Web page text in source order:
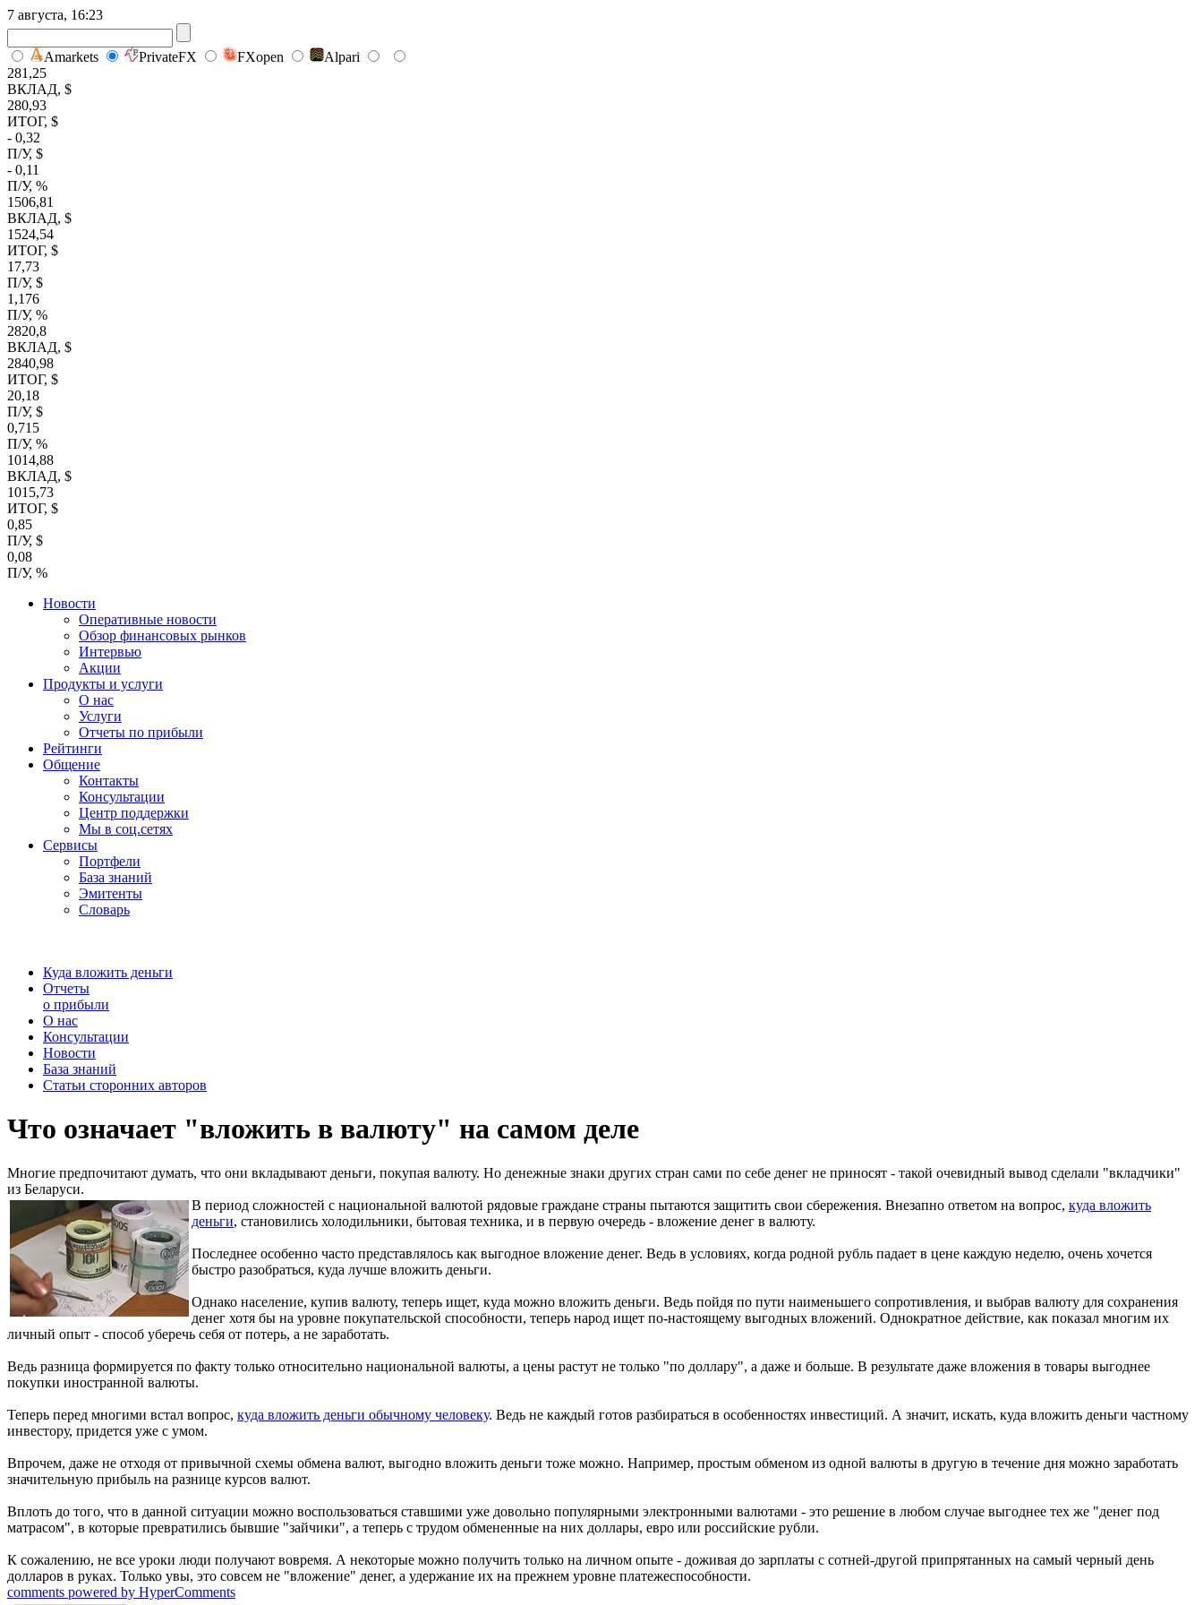
7 августа, 16:23
Amarkets PrivateFX FXopen
Alpari
281,25
ВКЛАД, $
280,93
ИТОГ, $
- 0,32
П/У, $
- 0,11
П/У, %
1506,81
ВКЛАД, $
1524,54
ИТОГ, $
17,73
П/У, $
1,176
П/У, %
2820,8
ВКЛАД, $
2840,98
ИТОГ, $
20,18
П/У, $
0,715
П/У, %
1014,88
ВКЛАД, $
1015,73
ИТОГ, $
0,85
П/У, $
0,08
П/У, %
Новости
Оперативные новости
Обзор финансовых рынков
Интервью
Акции
Продукты и услуги
О нас
Услуги
Отчеты по прибыли
Рейтинги
Общение
Контакты
Консультации
Центр поддержки
Мы в соц.сетях
Сервисы
Портфели
База знаний
Эмитенты
Словарь
Куда вложить деньги
Отчеты
о прибыли
О нас
Консультации
Новости
База знаний
Статьи сторонних авторов
Что означает "вложить в валюту" на самом деле
Многие предпочитают думать, что они вкладывают деньги, покупая валюту. Но денежные знаки других стран сами по себе денег не приносят - такой очевидный вывод сделали "вкладчики"
из Беларуси.
В период сложностей с национальной валютой рядовые граждане страны пытаются защитить свои сбережения. Внезапно ответом на вопрос, куда вложить
деньги, становились холодильники, бытовая техника, и в первую очередь - вложение денег в валюту.
Последнее особенно часто представлялось как выгодное вложение денег. Ведь в условиях, когда родной рубль падает в цене каждую неделю, очень хочется
быстро разобраться, куда лучше вложить деньги.
Однако население, купив валюту, теперь ищет, куда можно вложить деньги. Ведь пойдя по пути наименьшего сопротивления, и выбрав валюту для сохранения
денег хотя бы на уровне покупательской способности, теперь народ ищет по-настоящему выгодных вложений. Однократное действие, как показал многим их
личный опыт - способ уберечь себя от потерь, а не заработать.
Ведь разница формируется по факту только относительно национальной валюты, а цены растут не только "по доллару", а даже и больше. В результате даже вложения в товары выгоднее
покупки иностранной валюты.
Теперь перед многими встал вопрос, куда вложить деньги обычному человеку. Ведь не каждый готов разбираться в особенностях инвестиций. А значит, искать, куда вложить деньги частному
инвестору, придется уже с умом.
Впрочем, даже не отходя от привычной схемы обмена валют, выгодно вложить деньги тоже можно. Например, простым обменом из одной валюты в другую в течение дня можно заработать
значительную прибыль на разнице курсов валют.
Вплоть до того, что в данной ситуации можно воспользоваться ставшими уже довольно популярными электронными валютами - это решение в любом случае выгоднее тех же "денег под
матрасом", в которые превратились бывшие "зайчики", а теперь с трудом обмененные на них доллары, евро или российские рубли.
К сожалению, не все уроки люди получают вовремя. А некоторые можно получить только на личном опыте - доживая до зарплаты с сотней-другой припрятанных на самый черный день
долларов в руках. Только увы, это совсем не "вложение" денег, а удержание их на прежнем уровне платежеспособности.
comments powered by HyperComments